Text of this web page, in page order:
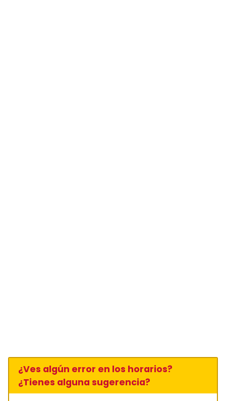
¿Ves algún error en los horarios?
¿Tienes alguna sugerencia?